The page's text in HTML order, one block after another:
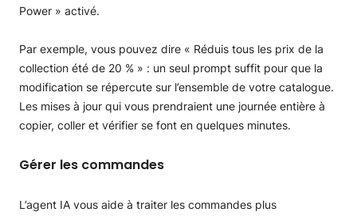
Power » activé.
Par exemple, vous pouvez dire « Réduis tous les prix de la
collection été de 20 % » : un seul prompt suffit pour que la
modification se répercute sur l’ensemble de votre catalogue.
Les mises à jour qui vous prendraient une journée entière à
copier, coller et vérifier se font en quelques minutes.
Gérer les commandes
L’agent IA vous aide à traiter les commandes plus